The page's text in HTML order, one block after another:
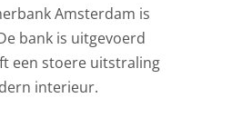
Amsterdam is
bank is uitgevoerd
een stoere uitstraling
interieur.